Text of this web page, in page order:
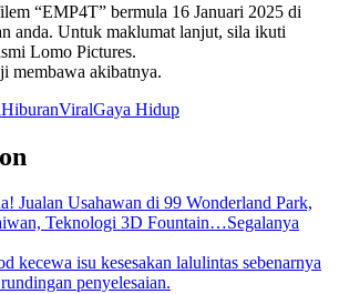
“EMP4T” bermula 16 Januari 2025 di
anda. Untuk maklumat lanjut, sila ikuti
Lomo Pictures.
membawa akibatnya.
HiburanViralGaya Hidup
Jualan Usahawan di 99 Wonderland Park,
Teknologi 3D Fountain…Segalanya
kecewa isu kesesakan lalulintas sebenarnya
penyelesaian.